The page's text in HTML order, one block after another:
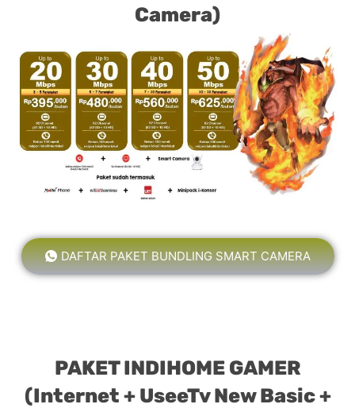
Camera)
DAFTAR PAKET BUNDLING SMART CAMERA
PAKET INDIHOME GAMER
(Internet + UseeTv New Basic +